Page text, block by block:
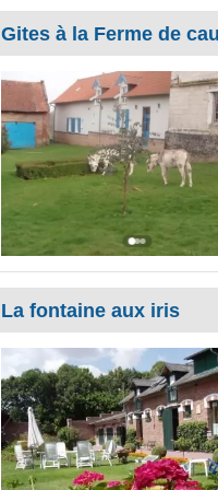
Gites à la Ferme de
La fontaine aux iris